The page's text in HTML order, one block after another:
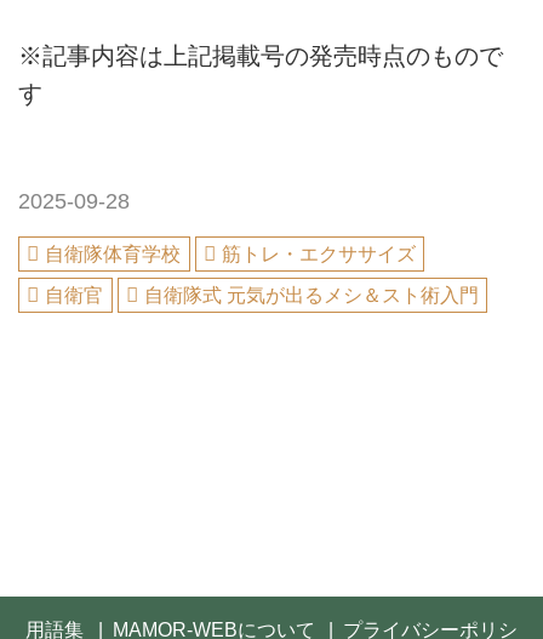
※記事内容は上記掲載号の発売時点のもので
す
2025-09-28
自衛隊体育学校
筋トレ・エクササイズ
自衛官
自衛隊式 元気が出るメシ＆スト術入門
用語集 MAMOR-WEBについて プライバシーポリシ